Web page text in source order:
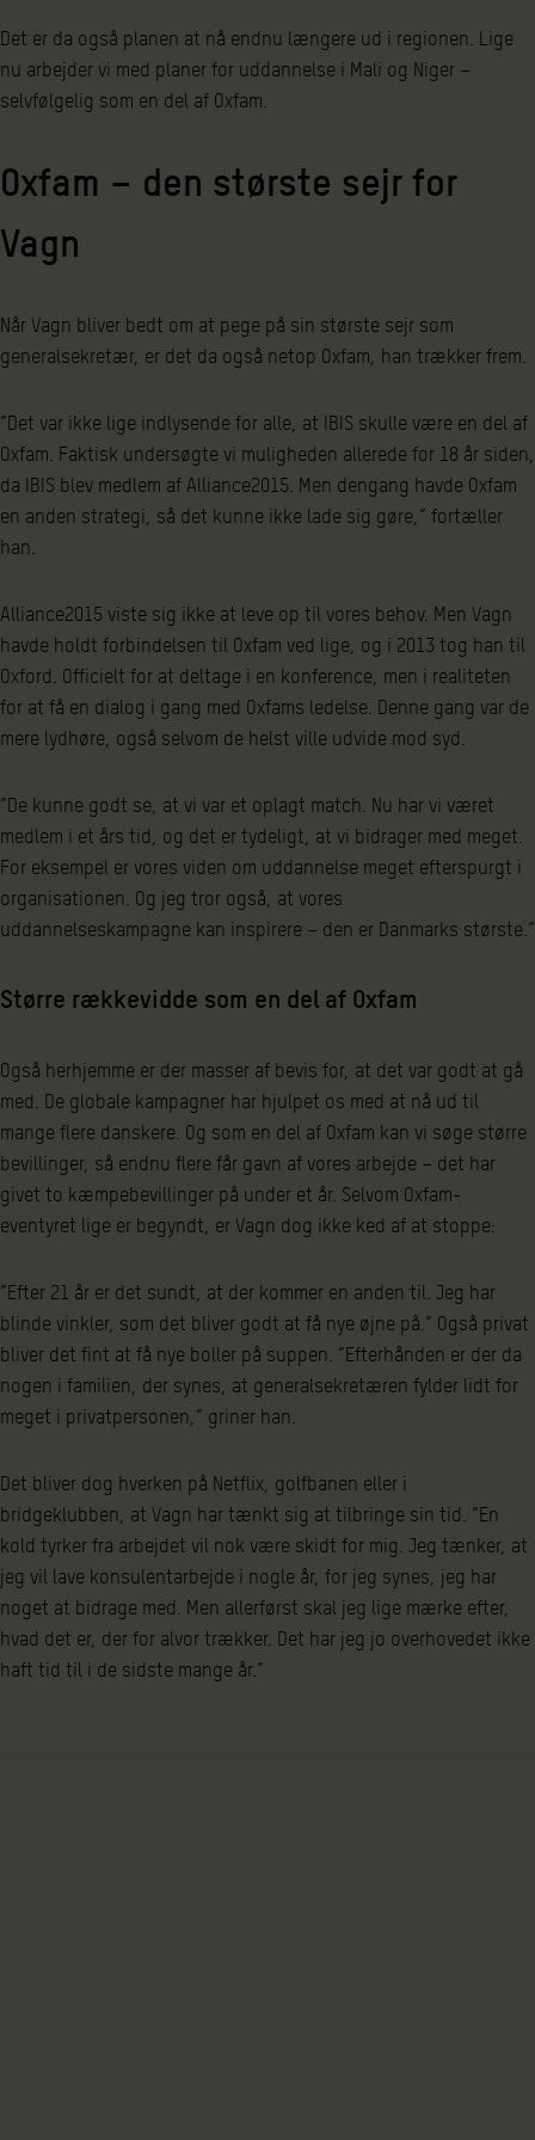
Det er da også planen at nå endnu længere ud i regionen. Lige
nu arbejder vi med planer for uddannelse i Mali og Niger –
selvfølgelig som en del af Oxfam.
Oxfam – den største sejr for
Vagn
Når Vagn bliver bedt om at pege på sin største sejr som
generalsekretær, er det da også netop Oxfam, han trækker frem.
”Det var ikke lige indlysende for alle, at IBIS skulle være en del af
Oxfam. Faktisk undersøgte vi muligheden allerede for 18 år siden,
da IBIS blev medlem af Alliance2015. Men dengang havde Oxfam
en anden strategi, så det kunne ikke lade sig gøre,” fortæller
han.
Alliance2015 viste sig ikke at leve op til vores behov. Men Vagn
havde holdt forbindelsen til Oxfam ved lige, og i 2013 tog han til
Oxford. Officielt for at deltage i en konference, men i realiteten
for at få en dialog i gang med Oxfams ledelse. Denne gang var de
mere lydhøre, også selvom de helst ville udvide mod syd.
”De kunne godt se, at vi var et oplagt match. Nu har vi været
medlem i et års tid, og det er tydeligt, at vi bidrager med meget.
For eksempel er vores viden om uddannelse meget efterspurgt i
organisationen. Og jeg tror også, at vores
uddannelseskampagne kan inspirere – den er Danmarks største.”
Større rækkevidde som en del af Oxfam
Også herhjemme er der masser af bevis for, at det var godt at gå
med. De globale kampagner har hjulpet os med at nå ud til
mange flere danskere. Og som en del af Oxfam kan vi søge større
bevillinger, så endnu flere får gavn af vores arbejde – det har
givet to kæmpebevillinger på under et år. Selvom Oxfam-
eventyret lige er begyndt, er Vagn dog ikke ked af at stoppe:
”Efter 21 år er det sundt, at der kommer en anden til. Jeg har
blinde vinkler, som det bliver godt at få nye øjne på.” Også privat
bliver det fint at få nye boller på suppen. ”Efterhånden er der da
nogen i familien, der synes, at generalsekretæren fylder lidt for
meget i privatpersonen,” griner han.
Det bliver dog hverken på Netflix, golfbanen eller i
bridgeklubben, at Vagn har tænkt sig at tilbringe sin tid. ”En
kold tyrker fra arbejdet vil nok være skidt for mig. Jeg tænker, at
jeg vil lave konsulentarbejde i nogle år, for jeg synes, jeg har
noget at bidrage med. Men allerførst skal jeg lige mærke efter,
hvad det er, der for alvor trækker. Det har jeg jo overhovedet ikke
haft tid til i de sidste mange år.”